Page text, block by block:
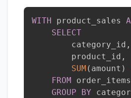
WITH product_sales
SELECT
        category_id
,
        product_id
,
SUM ( amount )
FROM order_items
GROUP
BY